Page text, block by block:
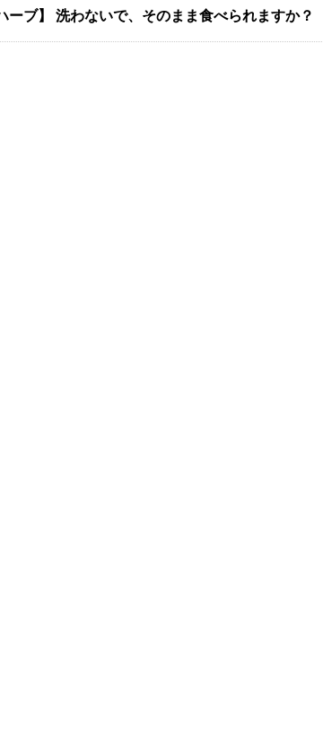
ーブ】 洗わないで、そのまま食べられますか？